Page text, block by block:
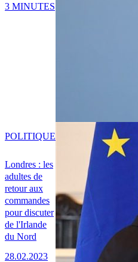
3 MINUTES
Londres : les
adultes de
retour aux
commandes
pour discuter
de l'Irlande
du Nord
28.02.2023
POLITIQUE